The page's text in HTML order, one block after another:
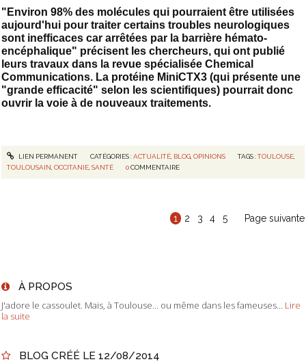
"Environ 98% des molécules qui pourraient être utilisées
aujourd'hui pour traiter certains troubles neurologiques
sont inefficaces car arrêtées par la barrière hémato-
encéphalique" précisent les chercheurs, qui ont publié
leurs travaux dans la revue spécialisée Chemical
Communications. La protéine MiniCTX3 (qui présente une
"grande efficacité" selon les scientifiques) pourrait donc
ouvrir la voie à de nouveaux traitements.
LIEN PERMANENT CATÉGORIES :ACTUALITÉ, BLOG, OPINIONS TAGS :TOULOUSE,
TOULOUSAIN,OCCITANIE,SANTÉ 0 COMMENTAIRE
1 2 3 4 5 Page suivante
À PROPOS
J'adore le cassoulet. Mais, à Toulouse... ou même dans les fameuses...
Lire
la suite
BLOG CRÉÉ LE 12/08/2014